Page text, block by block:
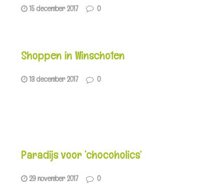
15 december 2017 0
Shoppen in Winschoten
13 december 2017 0
Paradijs voor ‘chocoholics’
29 november 2017 0